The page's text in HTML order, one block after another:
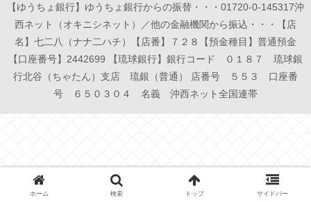
【ゆうちょ銀行】ゆうちょ銀行からの振替・・・01720-0-145317沖
西ネット（オキニシネット）／他の金融機関から振込・・・【店
名】七二八（ナナ二ハチ）【店番】７２８【預金種目】普通預金
【口座番号】2442699 【琉球銀行】銀行コード ０１８７ 琉球銀
行北谷（ちゃたん）支店 琉銀（普通） 店番号 ５５３ 口座番
号 ６５０３０４ 名義 沖西ネット全国連帯
ホーム 検索 トップ サイドバー